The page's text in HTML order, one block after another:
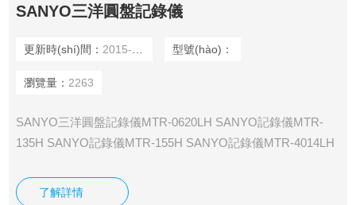
SANYO三洋圓盤記錄儀
更新時(shí)間： 2015-12-09 型號(hào)：
瀏覽量： 2263
SANYO三洋圓盤記錄儀MTR-0620LH SANYO記錄儀MTR-
135H SANYO記錄儀MTR-155H SANYO記錄儀MTR-4014LH
錄儀MTR-G3504 SANYO記錄儀MTR-G85
了解詳情